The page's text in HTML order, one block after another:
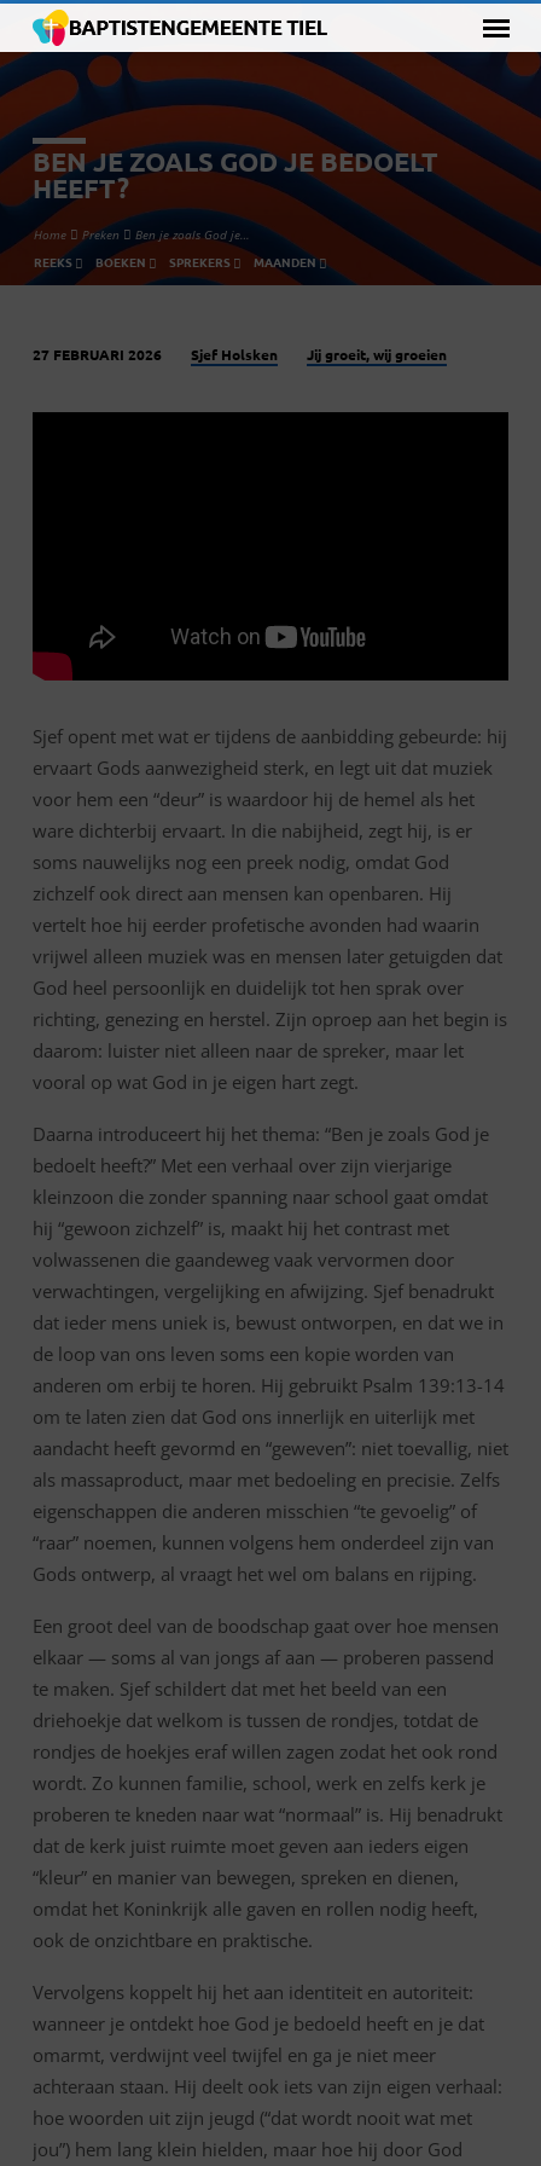
BEN JE ZOALS GOD JE BEDOELT
HEEFT?
Home Preken Ben je zoals God je…
REEKS BOEKEN SPREKERS MAANDEN
JE
27 FEBRUARI 2026 Sjef Holsken Jij groeit, wij groeien
Sjef opent met wat er tijdens de aanbidding gebeurde: hij
ervaart Gods aanwezigheid sterk, en legt uit dat muziek
voor hem een “deur” is waardoor hij de hemel als het
ware dichterbij ervaart. In die nabijheid, zegt hij, is er
soms nauwelijks nog een preek nodig, omdat God
zichzelf ook direct aan mensen kan openbaren. Hij
vertelt hoe hij eerder profetische avonden had waarin
vrijwel alleen muziek was en mensen later getuigden dat
God heel persoonlijk en duidelijk tot hen sprak over
richting, genezing en herstel. Zijn oproep aan het begin is
daarom: luister niet alleen naar de spreker, maar let
vooral op wat God in je eigen hart zegt.
Daarna introduceert hij het thema: “Ben je zoals God je
bedoelt heeft?” Met een verhaal over zijn vierjarige
kleinzoon die zonder spanning naar school gaat omdat
hij “gewoon zichzelf” is, maakt hij het contrast met
volwassenen die gaandeweg vaak vervormen door
verwachtingen, vergelijking en afwijzing. Sjef benadrukt
dat ieder mens uniek is, bewust ontworpen, en dat we in
de loop van ons leven soms een kopie worden van
anderen om erbij te horen. Hij gebruikt Psalm 139:13-14
om te laten zien dat God ons innerlijk en uiterlijk met
aandacht heeft gevormd en “geweven”: niet toevallig, niet
als massaproduct, maar met bedoeling en precisie. Zelfs
eigenschappen die anderen misschien “te gevoelig” of
“raar” noemen, kunnen volgens hem onderdeel zijn van
Gods ontwerp, al vraagt het wel om balans en rijping.
Een groot deel van de boodschap gaat over hoe mensen
elkaar — soms al van jongs af aan — proberen passend
te maken. Sjef schildert dat met het beeld van een
driehoekje dat welkom is tussen de rondjes, totdat de
rondjes de hoekjes eraf willen zagen zodat het ook rond
wordt. Zo kunnen familie, school, werk en zelfs kerk je
proberen te kneden naar wat “normaal” is. Hij benadrukt
dat de kerk juist ruimte moet geven aan ieders eigen
“kleur” en manier van bewegen, spreken en dienen,
omdat het Koninkrijk alle gaven en rollen nodig heeft,
ook de onzichtbare en praktische.
Vervolgens koppelt hij het aan identiteit en autoriteit:
wanneer je ontdekt hoe God je bedoeld heeft en je dat
omarmt, verdwijnt veel twijfel en ga je niet meer
achteraan staan. Hij deelt ook iets van zijn eigen verhaal:
hoe woorden uit zijn jeugd (“dat wordt nooit wat met
jou”) hem lang klein hielden, maar hoe hij door God